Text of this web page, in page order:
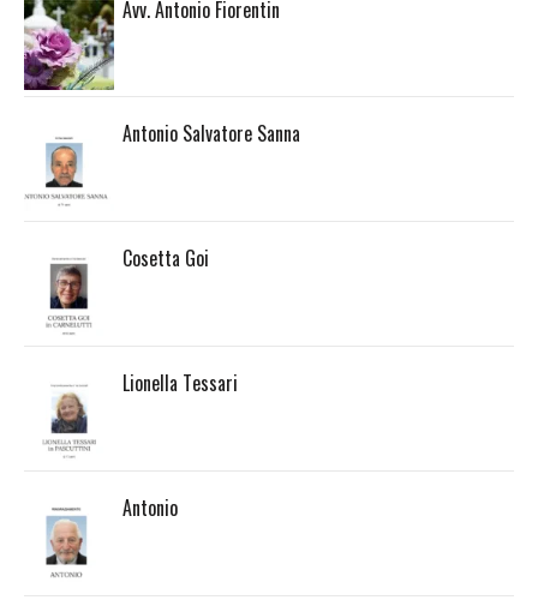
Avv. Antonio Fiorentin
Antonio Salvatore Sanna
Cosetta Goi
Lionella Tessari
Antonio